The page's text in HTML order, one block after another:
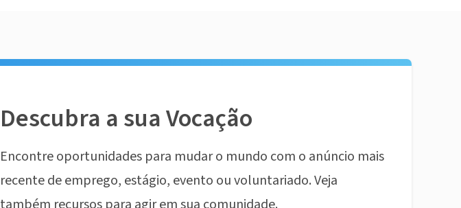
Descubra a sua Vocação
Encontre oportunidades para mudar o mundo com o anúncio mais
recente de emprego, estágio, evento ou voluntariado. Veja